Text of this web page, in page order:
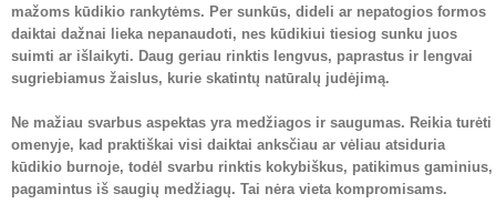
mažoms kūdikio rankytėms. Per sunkūs, dideli ar nepatogios formos
daiktai dažnai lieka nepanaudoti, nes kūdikiui tiesiog sunku juos
suimti ar išlaikyti. Daug geriau rinktis lengvus, paprastus ir lengvai
sugriebiamus žaislus, kurie skatintų natūralų judėjimą.
Ne mažiau svarbus aspektas yra medžiagos ir saugumas. Reikia turėti
omenyje, kad praktiškai visi daiktai anksčiau ar vėliau atsiduria
kūdikio burnoje, todėl svarbu rinktis kokybiškus, patikimus gaminius,
pagamintus iš saugių medžiagų. Tai nėra vieta kompromisams.